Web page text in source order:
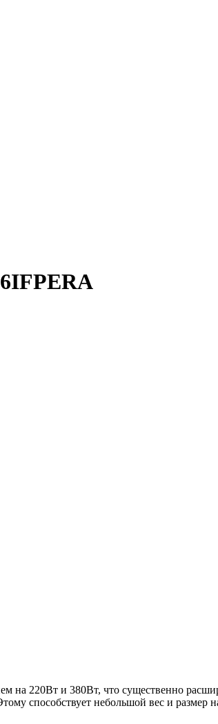
220Вт и 380Вт, что существенно
способствует небольшой вес и размер